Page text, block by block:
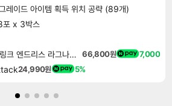
레이드 아이템 획득 위치 공략 (89개)
포 x 3박스
그랑블루 판타지 리링크 엔드리스 라그나로크 Granblue Fantasy Relink Endless Ragnarok 66,800원 7,000
24,990원 5%